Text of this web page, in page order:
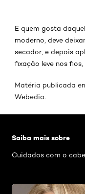
E quem gosta
moderno, deve
secador, e depois
fixação leve nos
Matéria publicada
Webedia.
Saiba mais sobre
Cuidados com o